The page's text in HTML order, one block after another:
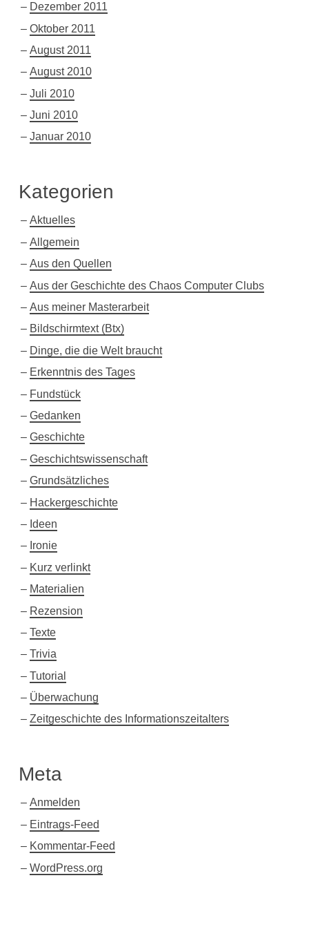
Dezember 2011
Oktober 2011
August 2011
August 2010
Juli 2010
Juni 2010
Januar 2010
Kategorien
Aktuelles
Allgemein
Aus den Quellen
Aus der Geschichte des Chaos Computer Clubs
Aus meiner Masterarbeit
Bildschirmtext (Btx)
Dinge, die die Welt braucht
Erkenntnis des Tages
Fundstück
Gedanken
Geschichte
Geschichtswissenschaft
Grundsätzliches
Hackergeschichte
Ideen
Ironie
Kurz verlinkt
Materialien
Rezension
Texte
Trivia
Tutorial
Überwachung
Zeitgeschichte des Informationszeitalters
Meta
Anmelden
Eintrags-Feed
Kommentar-Feed
WordPress.org